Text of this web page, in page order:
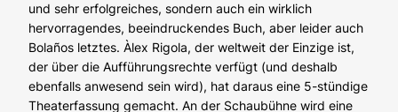
und sehr erfolgreiches, sondern auch ein wirklich
hervorragendes, beeindruckendes Buch, aber leider auch
Bolaños letztes. Àlex Rigola, der weltweit der Einzige ist,
der über die Aufführungsrechte verfügt (und deshalb
ebenfalls anwesend sein wird), hat daraus eine 5-stündige
Theaterfassung gemacht. An der Schaubühne wird eine